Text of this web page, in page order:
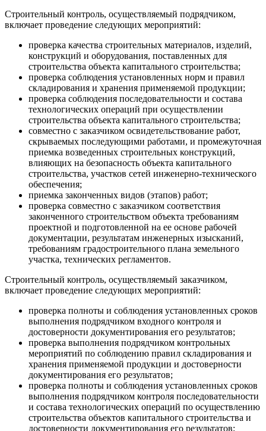
Строительный контроль, осуществляемый подрядчиком,
включает проведение следующих мероприятий:
проверка качества строительных материалов, изделий,
конструкций и оборудования, поставленных для
строительства объекта капитального строительства;
проверка соблюдения установленных норм и правил
складирования и хранения применяемой продукции;
проверка соблюдения последовательности и состава
технологических операций при осуществлении
строительства объекта капитального строительства;
совместно с заказчиком освидетельствование работ,
скрываемых последующими работами, и промежуточная
приемка возведенных строительных конструкций,
влияющих на безопасность объекта капитального
строительства, участков сетей инженерно-технического
обеспечения;
приемка законченных видов (этапов) работ;
проверка совместно с заказчиком соответствия
законченного строительством объекта требованиям
проектной и подготовленной на ее основе рабочей
документации, результатам инженерных изысканий,
требованиям градостроительного плана земельного
участка, технических регламентов.
Строительный контроль, осуществляемый заказчиком,
включает проведение следующих мероприятий:
проверка полноты и соблюдения установленных сроков
выполнения подрядчиком входного контроля и
достоверности документирования его результатов;
проверка выполнения подрядчиком контрольных
мероприятий по соблюдению правил складирования и
хранения применяемой продукции и достоверности
документирования его результатов;
проверка полноты и соблюдения установленных сроков
выполнения подрядчиком контроля последовательности
и состава технологических операций по осуществлению
строительства объектов капитального строительства и
достоверности документирования его результатов;